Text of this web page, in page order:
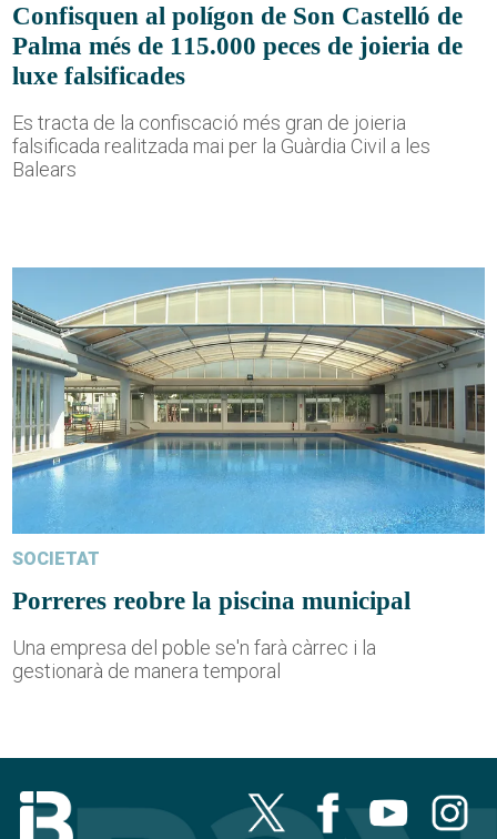
Confisquen al polígon de Son Castelló de
Palma més de 115.000 peces de joieria de
luxe falsificades
Es tracta de la confiscació més gran de joieria
falsificada realitzada mai per la Guàrdia Civil a les
Balears
SOCIETAT
Porreres reobre la piscina municipal
Una empresa del poble se'n farà càrrec i la
gestionarà de manera temporal